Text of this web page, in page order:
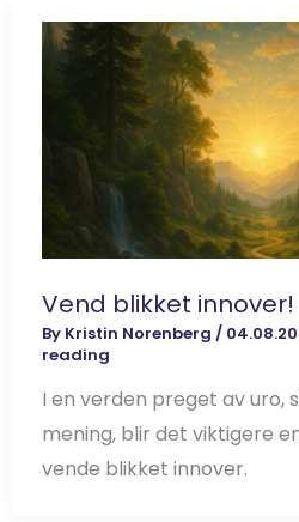
Vend blikket innover!
By Kristin Norenberg /
reading
I en verden preget av uro,
mening, blir det viktigere
vende blikket innover.